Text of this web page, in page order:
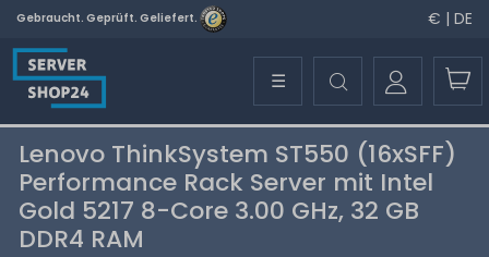
Gebraucht. Geprüft. Geliefert. € | DE
☰
Lenovo ThinkSystem ST550 (16xSFF)
Performance Rack Server mit Intel
Gold 5217 8-Core 3.00 GHz, 32 GB
DDR4 RAM